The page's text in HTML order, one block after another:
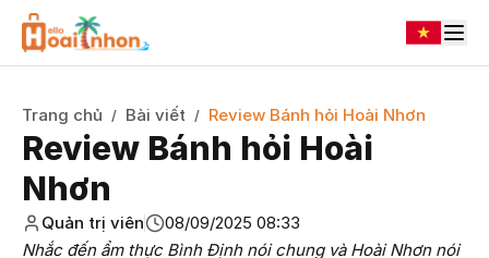
Trang chủ / Bài viết / Review Bánh hỏi Hoài Nhơn
Review Bánh hỏi Hoài
Nhơn
Quản trị viên
08/09/2025 08:33
Nhắc đến ẩm thực Bình Định nói chung và Hoài Nhơn nói